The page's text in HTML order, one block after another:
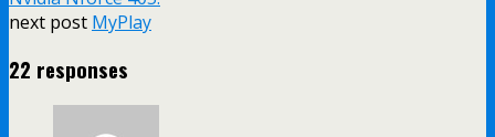
next post MyPlay
22 responses